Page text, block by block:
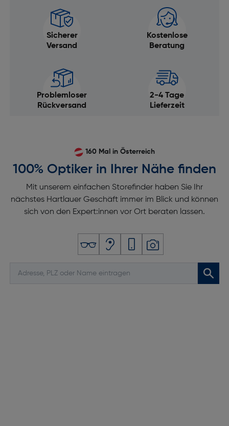
Sicherer
Versand
Kostenlose
Beratung
Problemloser
Rückversand
2-4 Tage
Lieferzeit
160 Mal in Österreich
100% Optiker in Ihrer Nähe finden
Mit unserem einfachen Storefinder haben Sie Ihr
nächstes Hartlauer Geschäft immer im Blick und können
sich von den Expert:innen vor Ort beraten lassen.